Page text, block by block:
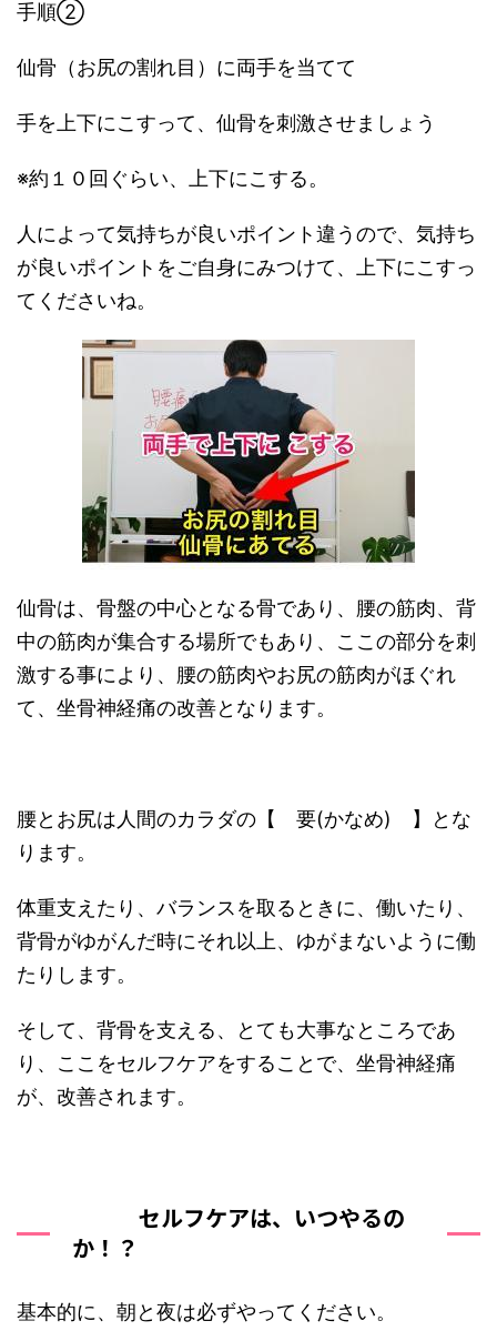
手順②
仙骨（お尻の割れ目）に両手を当てて
手を上下にこすって、仙骨を刺激させましょう
※約１０回ぐらい、上下にこする。
人によって気持ちが良いポイント違うので、気持ち
が良いポイントをご自身にみつけて、上下にこすっ
てくださいね。
仙骨は、骨盤の中心となる骨であり、腰の筋肉、背
中の筋肉が集合する場所でもあり、ここの部分を刺
激する事により、腰の筋肉やお尻の筋肉がほぐれ
て、坐骨神経痛の改善となります。
腰とお尻は人間のカラダの【 要(かなめ) 】とな
ります。
体重支えたり、バランスを取るときに、働いたり、
背骨がゆがんだ時にそれ以上、ゆがまないように働
たりします。
そして、背骨を支える、とても大事なところであ
り、ここをセルフケアをすることで、坐骨神経痛
が、改善されます。
セルフケアは、いつやるの
か！？
基本的に、朝と夜は必ずやってください。